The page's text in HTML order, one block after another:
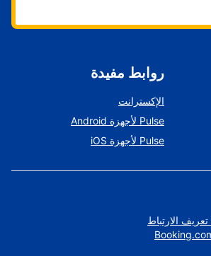
روابط مفيدة
الإكسترانت
Pulse لأجهزة Android
Pulse لأجهزة iOS
الارتباط